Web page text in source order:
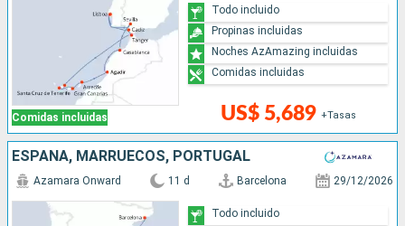
Comidas incluidas US$ 5,689 +Tasas
Todo incluido
Propinas incluidas
Noches AzAmazing incluidas
Comidas incluidas
ESPAÑA, MARRUECOS, PORTUGAL
Azamara Onward 11 d Barcelona 29/12/2026
Todo incluido